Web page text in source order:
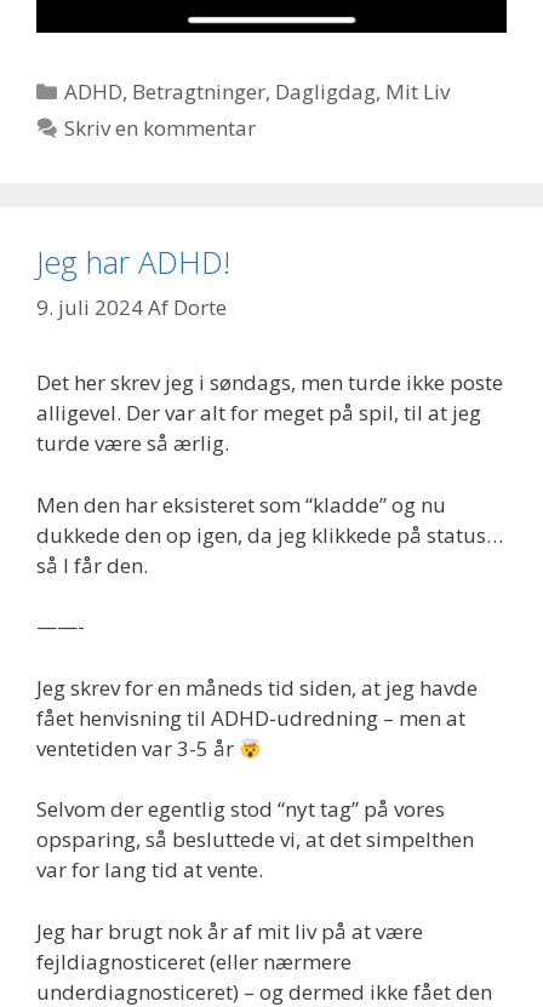
Kategorier
ADHD, Betragtninger, Dagligdag, Mit Liv
Skriv en kommentar
Jeg har ADHD!
9. juli 2024Af Dorte
Det her skrev jeg i søndags, men turde ikke poste
alligevel. Der var alt for meget på spil, til at jeg
turde være så ærlig.
Men den har eksisteret som “kladde” og nu
dukkede den op igen, da jeg klikkede på status…
så I får den.
——-
Jeg skrev for en måneds tid siden, at jeg havde
fået henvisning til ADHD-udredning – men at
ventetiden var 3-5 år
Selvom der egentlig stod “nyt tag” på vores
opsparing, så besluttede vi, at det simpelthen
var for lang tid at vente.
Jeg har brugt nok år af mit liv på at være
fejldiagnosticeret (eller nærmere
underdiagnosticeret) – og dermed ikke fået den